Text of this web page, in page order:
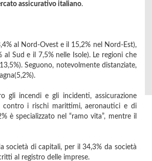
assicurativo italiano.
al Nord-Ovest e il 15,2% nel Nord-Est),
Sud e il 7,5% nelle Isole). Le regioni che
Seguono, notevolmente distanziate,
gli incendi e gli incidenti, assicurazione
contro i rischi marittimi, aeronautici e di
è specializzato nel “ramo vita”, mentre il
società di capitali, per il 34,3% da società
al registro delle imprese.